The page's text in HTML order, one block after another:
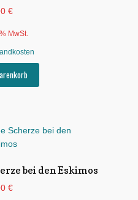
€
MwSt.
bei den Eskimos
€